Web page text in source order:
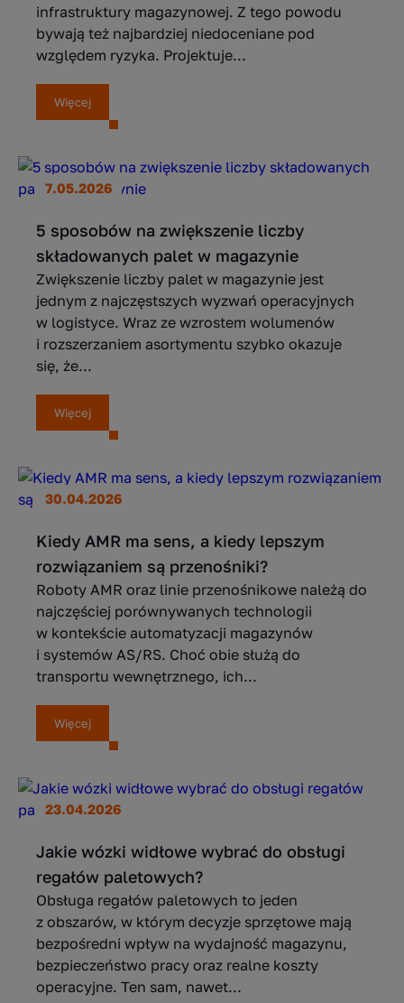
infrastruktury magazynowej. Z tego powodu
bywają też najbardziej niedoceniane pod
względem ryzyka. Projektuje...
Więcej
7.05.2026
5 sposobów na zwiększenie liczby
składowanych palet w magazynie
Zwiększenie liczby palet w magazynie jest
jednym z najczęstszych wyzwań operacyjnych
w logistyce. Wraz ze wzrostem wolumenów
i rozszerzaniem asortymentu szybko okazuje
się, że...
Więcej
30.04.2026
Kiedy AMR ma sens, a kiedy lepszym
rozwiązaniem są przenośniki?
Roboty AMR oraz linie przenośnikowe należą do
najczęściej porównywanych technologii
w kontekście automatyzacji magazynów
i systemów AS/RS. Choć obie służą do
transportu wewnętrznego, ich...
Więcej
23.04.2026
Jakie wózki widłowe wybrać do obsługi
regałów paletowych?
Obsługa regałów paletowych to jeden
z obszarów, w którym decyzje sprzętowe mają
bezpośredni wpływ na wydajność magazynu,
bezpieczeństwo pracy oraz realne koszty
operacyjne. Ten sam, nawet...